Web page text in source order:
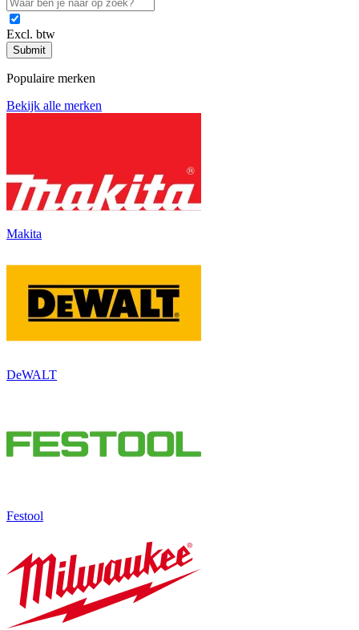
Excl. btw
Submit
Populaire merken
Bekijk alle merken
Makita
DeWALT
Festool